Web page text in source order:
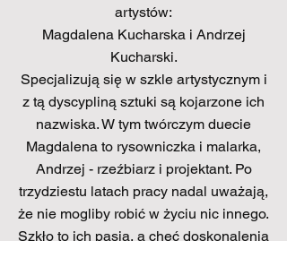
artystów:
Magdalena Kucharska i Andrzej
Kucharski.
Specjalizują się w szkle artystycznym i
z tą dyscypliną sztuki są kojarzone ich
nazwiska. W tym twórczym duecie
Magdalena to rysowniczka i malarka,
Andrzej - rzeźbiarz i projektant. Po
trzydziestu latach pracy nadal uważają,
że nie mogliby robić w życiu nic innego.
Szkło to ich pasja, a chęć doskonalenia